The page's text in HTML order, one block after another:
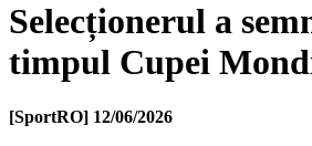
Selecționerul a
timpul Cupei
[SportRO] 12/06/2026